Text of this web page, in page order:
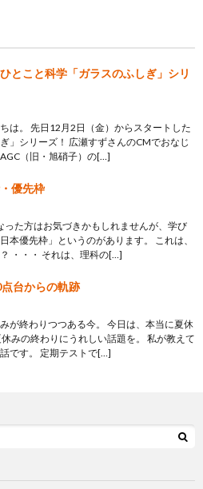
ひとこと科学「ガラスのふしぎ」シリ
は。 先日12月2日（金）からスタートした
ぎ」シリーズ！ 広瀬すずさんのCMでおなじ
（旧・旭硝子）の[…]
優先枠
った方はお気づきかもしれませんが、学び
本優先枠」というのがあります。 これは、
・・・ それは、理科の[…]
台からの軌跡
が終わりつつある今。 今日は、本当に夏休
みの終わりにうれしい話題を。 私が教えて
です。 定期テストで[…]